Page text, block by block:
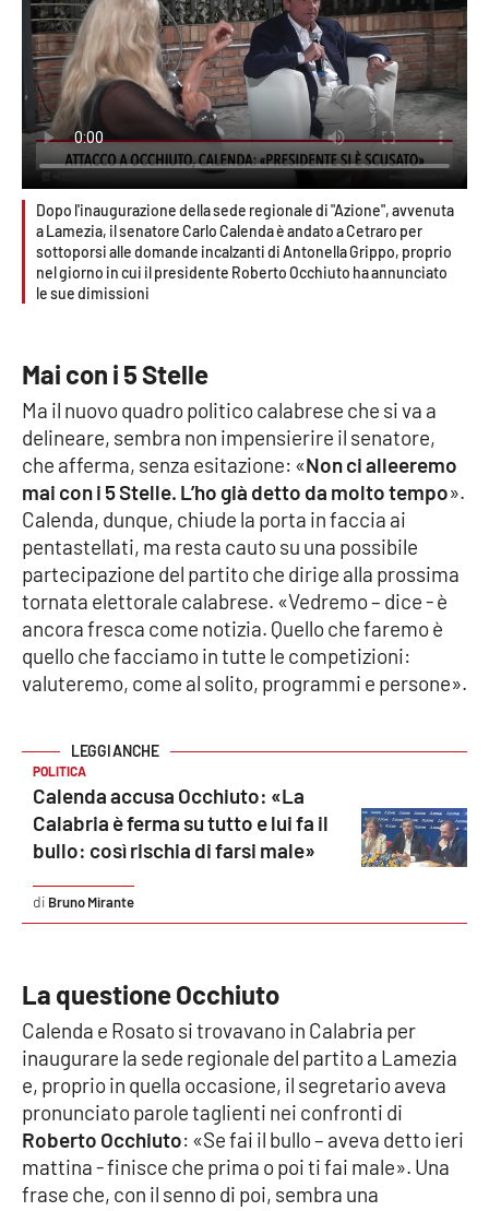
Società
Sport
RUBRICHE
Good Morning Vietnam
Parchi Marini Calabria
Imprese Di Calabria
Le perfidie di Antonella Grippo
Venti di comunicazione
STREAMING
LaC TV
LaC Network
EDIZIONI
LOCALI
Catanzaro
Crotone
Reggio Calabria
Cosenza
Lamezia Terme
Dopo l'inaugurazione della sede regionale di "Azione", avvenuta
a Lamezia, il senatore Carlo Calenda è andato a Cetraro per
sottoporsi alle domande incalzanti di Antonella Grippo, proprio
nel giorno in cui il presidente Roberto Occhiuto ha annunciato
le sue dimissioni
Mai con i 5 Stelle
Ma il nuovo quadro politico calabrese che si va a
delineare, sembra non impensierire il senatore,
che afferma, senza esitazione: «Non ci alleeremo
mai con i 5 Stelle. L’ho già detto da molto tempo».
Calenda, dunque, chiude la porta in faccia ai
pentastellati, ma resta cauto su una possibile
partecipazione del partito che dirige alla prossima
tornata elettorale calabrese. «Vedremo – dice - è
ancora fresca come notizia. Quello che faremo è
quello che facciamo in tutte le competizioni:
valuteremo, come al solito, programmi e persone».
POLITICA
Calenda accusa Occhiuto: «La
Calabria è ferma su tutto e lui fa il
bullo: così rischia di farsi male»
Bruno Mirante
La questione Occhiuto
Calenda e Rosato si trovavano in Calabria per
inaugurare la sede regionale del partito a Lamezia
e, proprio in quella occasione, il segretario aveva
pronunciato parole taglienti nei confronti di
Roberto Occhiuto: «Se fai il bullo – aveva detto ieri
mattina - finisce che prima o poi ti fai male». Una
frase che, con il senno di poi, sembra una